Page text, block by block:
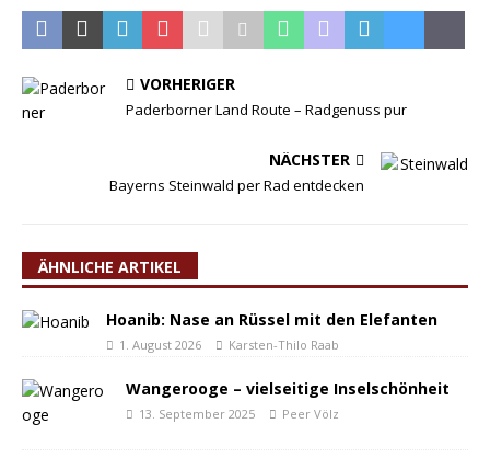
VORHERIGER
Paderborner Land Route – Radgenuss pur
NÄCHSTER
Bayerns Steinwald per Rad entdecken
ÄHNLICHE ARTIKEL
Hoanib: Nase an Rüssel mit den Elefanten
1. August 2026 Karsten-Thilo Raab
Wangerooge – vielseitige Inselschönheit
13. September 2025 Peer Völz